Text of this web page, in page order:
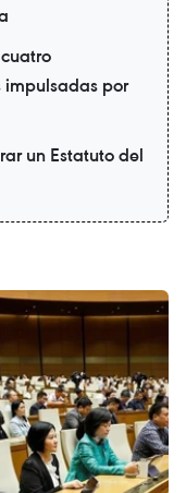
impulsadas por
un Estatuto del